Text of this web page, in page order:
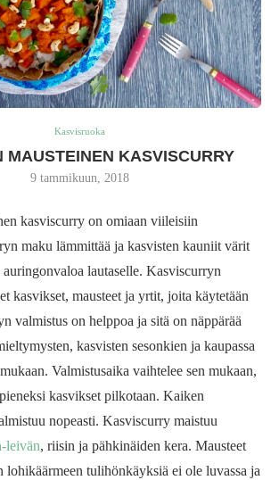
Kasvisruoka
MAUSTEINEN KASVISCURRY
9 tammikuun, 2018
kasviscurry on omiaan viileisiin
maku lämmittää ja kasvisten kauniit värit
lautaselle. Kasviscurryn
kasvikset, mausteet ja yrtit, joita käytetään
valmistus on helppoa ja sitä on näppärää
kasvisten sesonkien ja kaupassa
Valmistusaika vaihtelee sen mukaan,
kasvikset pilkotaan. Kaiken
nopeasti. Kasviscurry maistuu
leivän, riisin ja pähkinäiden kera. Mausteet
lohikäärmeen tulihönkäyksiä ei ole luvassa ja